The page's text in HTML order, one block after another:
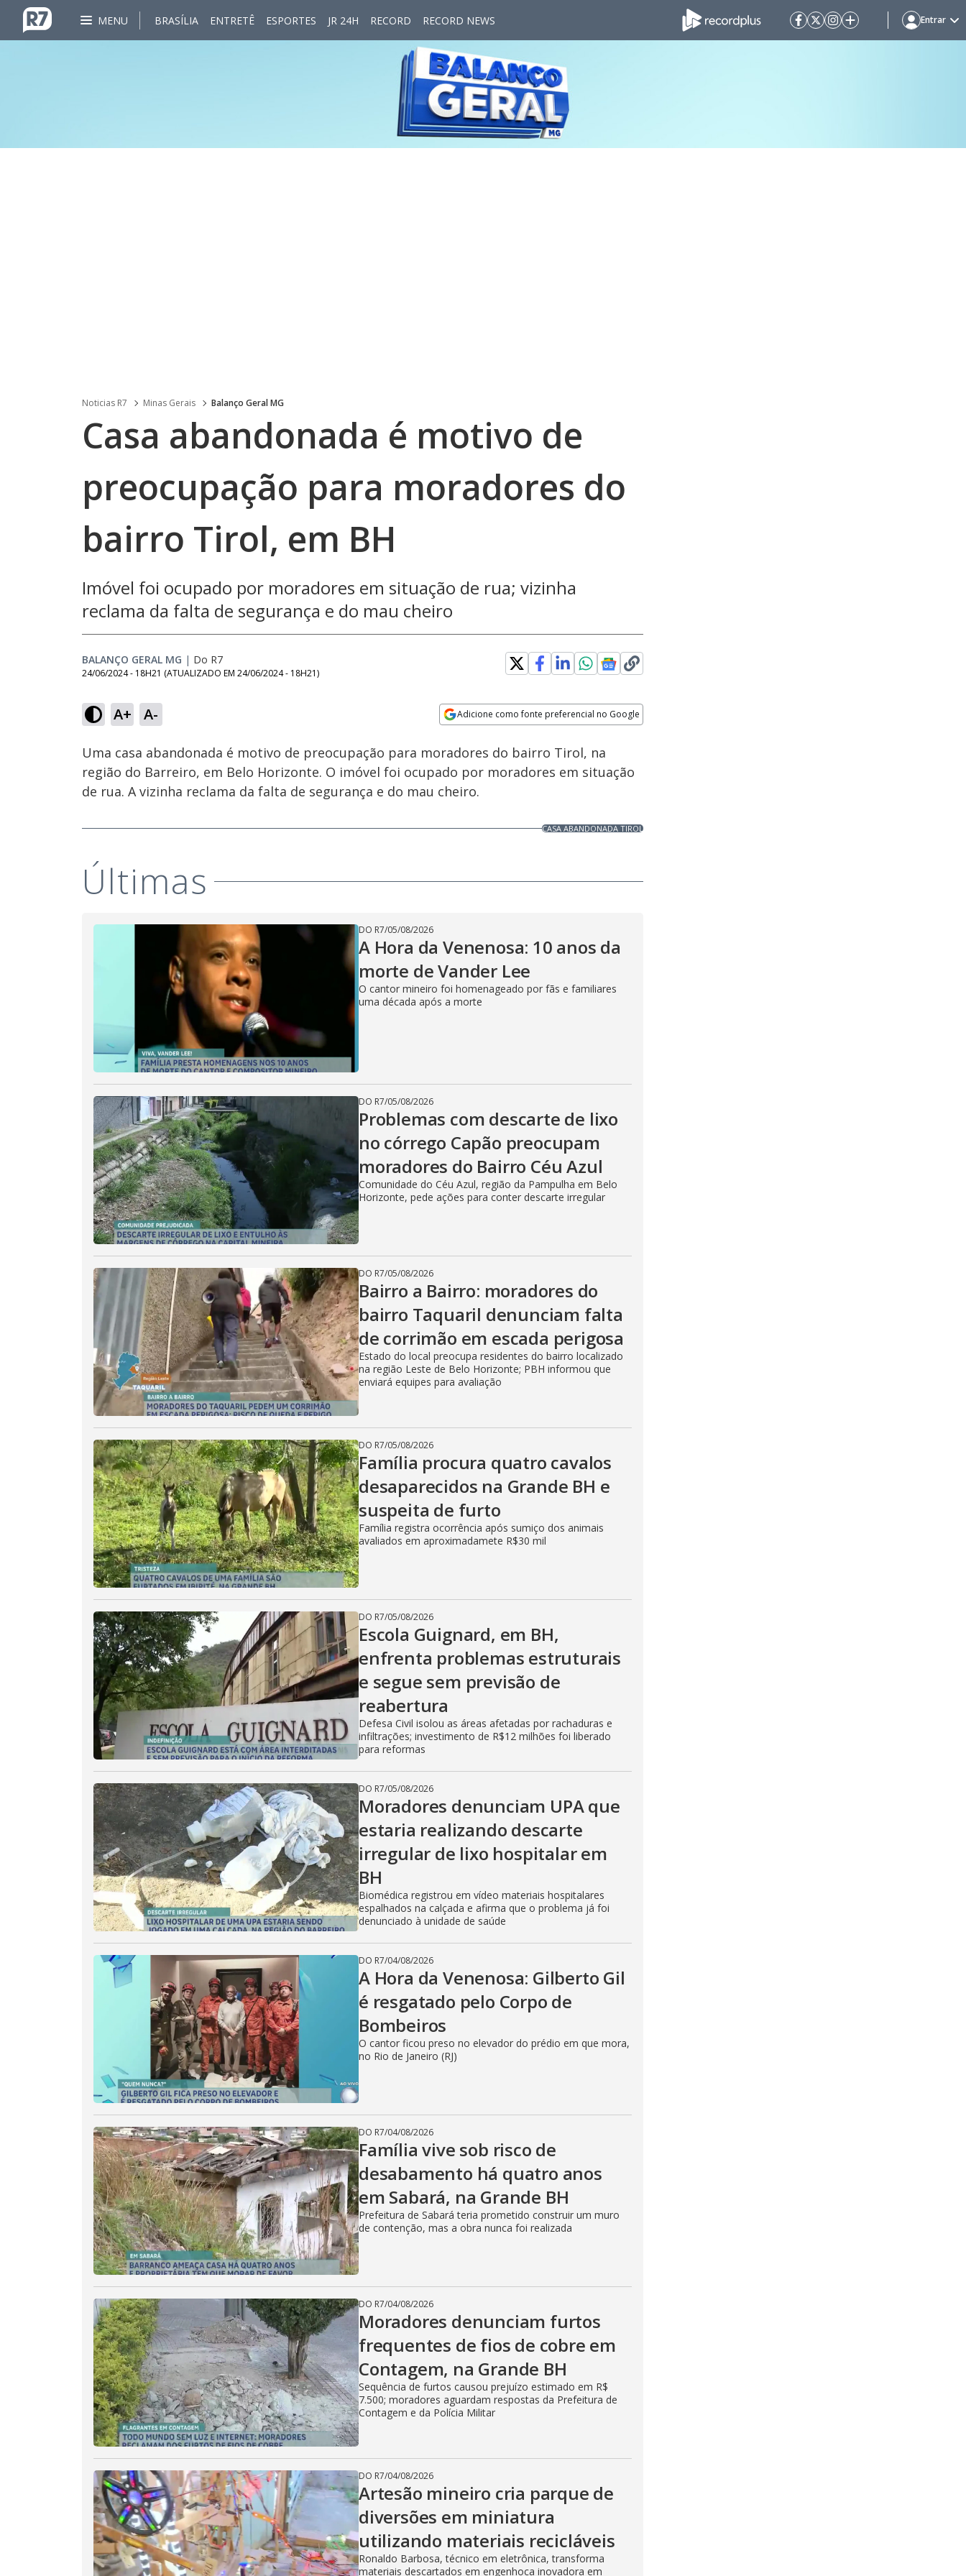
MENU BRASÍLIA ENTRETÊ ESPORTES JR 24H RECORD RECORD NEWS Entrar
Noticias R7 Minas Gerais Balanço Geral MG
Casa abandonada é motivo de
preocupação para moradores do
bairro Tirol, em BH
Imóvel foi ocupado por moradores em situação de rua; vizinha
reclama da falta de segurança e do mau cheiro
BALANÇO GERAL MG | Do R7
24/06/2024 - 18H21 (ATUALIZADO EM 24/06/2024 - 18H21)
A+ A- Adicione como fonte preferencial no Google
Ativar
Som
Velocidade
Uma casa abandonada é motivo de preocupação para moradores do bairro Tirol, na
região do Barreiro, em Belo Horizonte. O imóvel foi ocupado por moradores em situação
de rua. A vizinha reclama da falta de segurança e do mau cheiro.
CASA ABANDONADA TIROL
Últimas
DO R7/05/08/2026
A Hora da Venenosa: 10 anos da
morte de Vander Lee
O cantor mineiro foi homenageado por fãs e familiares
uma década após a morte
DO R7/05/08/2026
Problemas com descarte de lixo
no córrego Capão preocupam
moradores do Bairro Céu Azul
Comunidade do Céu Azul, região da Pampulha em Belo
Horizonte, pede ações para conter descarte irregular
DO R7/05/08/2026
Bairro a Bairro: moradores do
bairro Taquaril denunciam falta
de corrimão em escada perigosa
Estado do local preocupa residentes do bairro localizado
na região Leste de Belo Horizonte; PBH informou que
enviará equipes para avaliação
DO R7/05/08/2026
Família procura quatro cavalos
desaparecidos na Grande BH e
suspeita de furto
Família registra ocorrência após sumiço dos animais
avaliados em aproximadamete R$30 mil
DO R7/05/08/2026
Escola Guignard, em BH,
enfrenta problemas estruturais
e segue sem previsão de
reabertura
Defesa Civil isolou as áreas afetadas por rachaduras e
infiltrações; investimento de R$12 milhões foi liberado
para reformas
DO R7/05/08/2026
Moradores denunciam UPA que
estaria realizando descarte
irregular de lixo hospitalar em
BH
Biomédica registrou em vídeo materiais hospitalares
espalhados na calçada e afirma que o problema já foi
denunciado à unidade de saúde
DO R7/04/08/2026
A Hora da Venenosa: Gilberto Gil
é resgatado pelo Corpo de
Bombeiros
O cantor ficou preso no elevador do prédio em que mora,
no Rio de Janeiro (RJ)
DO R7/04/08/2026
Família vive sob risco de
desabamento há quatro anos
em Sabará, na Grande BH
Prefeitura de Sabará teria prometido construir um muro
de contenção, mas a obra nunca foi realizada
DO R7/04/08/2026
Moradores denunciam furtos
frequentes de fios de cobre em
Contagem, na Grande BH
Sequência de furtos causou prejuízo estimado em R$
7.500; moradores aguardam respostas da Prefeitura de
Contagem e da Polícia Militar
DO R7/04/08/2026
Artesão mineiro cria parque de
diversões em miniatura
utilizando materiais recicláveis
Ronaldo Barbosa, técnico em eletrônica, transforma
materiais descartados em engenhoca inovadora em